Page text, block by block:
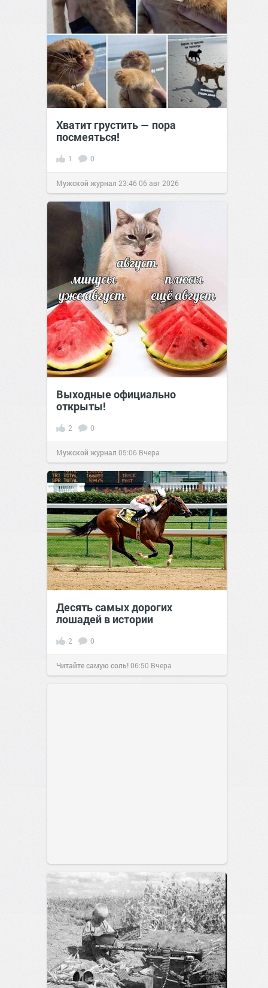
Хватит грустить — пора
посмеяться!
1 0
Мужской журнал 23:4606 авг 2026
Выходные официально
открыты!
2 0
Мужской журнал 05:06 Вчера
Десять самых дорогих
лошадей в истории
2 0
Читайте самую соль!06:50 Вчера